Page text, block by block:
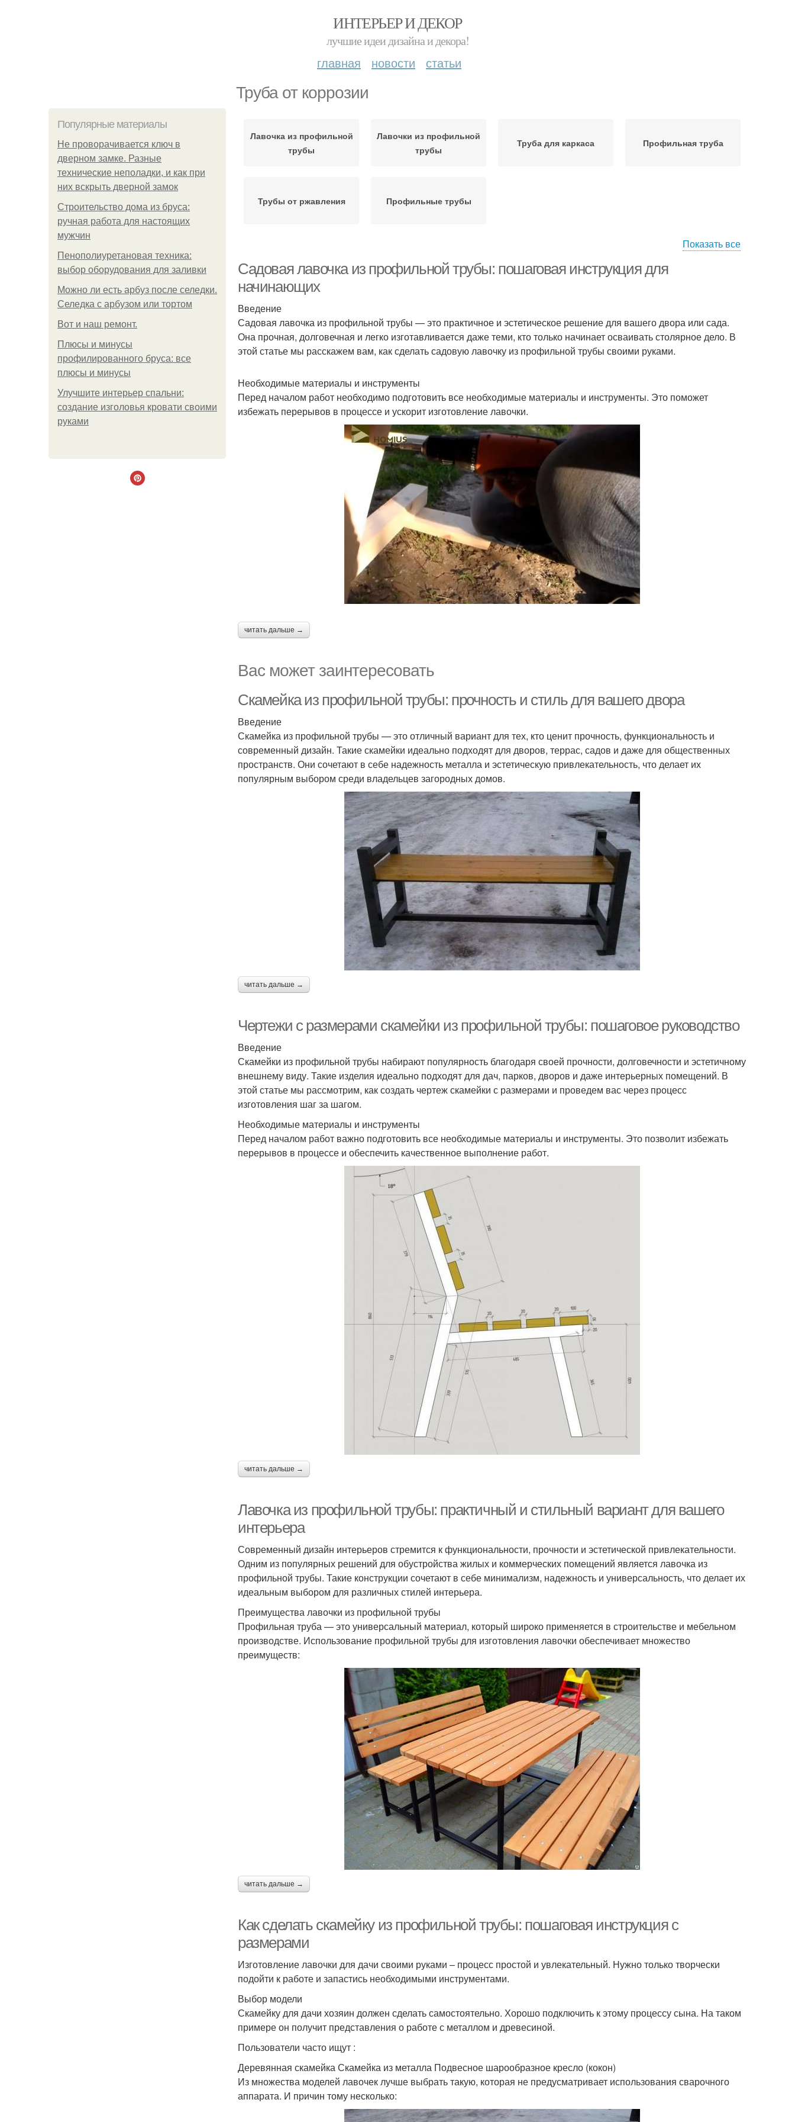
ИНТЕРЬЕР И ДЕКОР
лучшие идеи дизайна и декора!
главная новости статьи
Труба от коррозии
Популярные материалы
Не проворачивается ключ в
дверном замке. Разные
технические неполадки, и как при
них вскрыть дверной замок
Строительство дома из бруса:
ручная работа для настоящих
мужчин
Пенополиуретановая техника:
выбор оборудования для заливки
Можно ли есть арбуз после селедки.
Селедка с арбузом или тортом
Boт и наш ремoнт.
Плюсы и минусы
профилированного бруса: все
плюсы и минусы
Улучшите интерьер спальни:
создание изголовья кровати своими
руками
Лавочка из профильной
трубы
Лавочки из профильной
трубы
Труба для каркаса Профильная труба
Трубы от ржавления Профильные трубы
Показать все
Садовая лавочка из профильной трубы: пошаговая инструкция для
начинающих
Введение
Садовая лавочка из профильной трубы — это практичное и эстетическое решение для вашего двора или сада.
Она прочная, долговечная и легко изготавливается даже теми, кто только начинает осваивать столярное дело. В
этой статье мы расскажем вам, как сделать садовую лавочку из профильной трубы своими руками.
Необходимые материалы и инструменты
Перед началом работ необходимо подготовить все необходимые материалы и инструменты. Это поможет
избежать перерывов в процессе и ускорит изготовление лавочки.
читать дальше →
Вас может заинтересовать
Скамейка из профильной трубы: прочность и стиль для вашего двора
Введение
Скамейка из профильной трубы — это отличный вариант для тех, кто ценит прочность, функциональность и
современный дизайн. Такие скамейки идеально подходят для дворов, террас, садов и даже для общественных
пространств. Они сочетают в себе надежность металла и эстетическую привлекательность, что делает их
популярным выбором среди владельцев загородных домов.
читать дальше →
Чертежи с размерами скамейки из профильной трубы: пошаговое руководство
Введение
Скамейки из профильной трубы набирают популярность благодаря своей прочности, долговечности и эстетичному
внешнему виду. Такие изделия идеально подходят для дач, парков, дворов и даже интерьерных помещений. В
этой статье мы рассмотрим, как создать чертеж скамейки с размерами и проведем вас через процесс
изготовления шаг за шагом.
Необходимые материалы и инструменты
Перед началом работ важно подготовить все необходимые материалы и инструменты. Это позволит избежать
перерывов в процессе и обеспечить качественное выполнение работ.
читать дальше →
Лавочка из профильной трубы: практичный и стильный вариант для вашего
интерьера
Современный дизайн интерьеров стремится к функциональности, прочности и эстетической привлекательности.
Одним из популярных решений для обустройства жилых и коммерческих помещений является лавочка из
профильной трубы. Такие конструкции сочетают в себе минимализм, надежность и универсальность, что делает их
идеальным выбором для различных стилей интерьера.
Преимущества лавочки из профильной трубы
Профильная труба — это универсальный материал, который широко применяется в строительстве и мебельном
производстве. Использование профильной трубы для изготовления лавочки обеспечивает множество
преимуществ:
читать дальше →
Как сделать скамейку из профильной трубы: пошаговая инструкция с
размерами
Изготовление лавочки для дачи своими руками – процесс простой и увлекательный. Нужно только творчески
подойти к работе и запастись необходимыми инструментами.
Выбор модели
Скамейку для дачи хозяин должен сделать самостоятельно. Хорошо подключить к этому процессу сына. На таком
примере он получит представления о работе с металлом и древесиной.
Пользователи часто ищут :
Деревянная скамейка Скамейка из металла Подвесное шарообразное кресло (кокон)
Из множества моделей лавочек лучше выбрать такую, которая не предусматривает использования сварочного
аппарата. И причин тому несколько: